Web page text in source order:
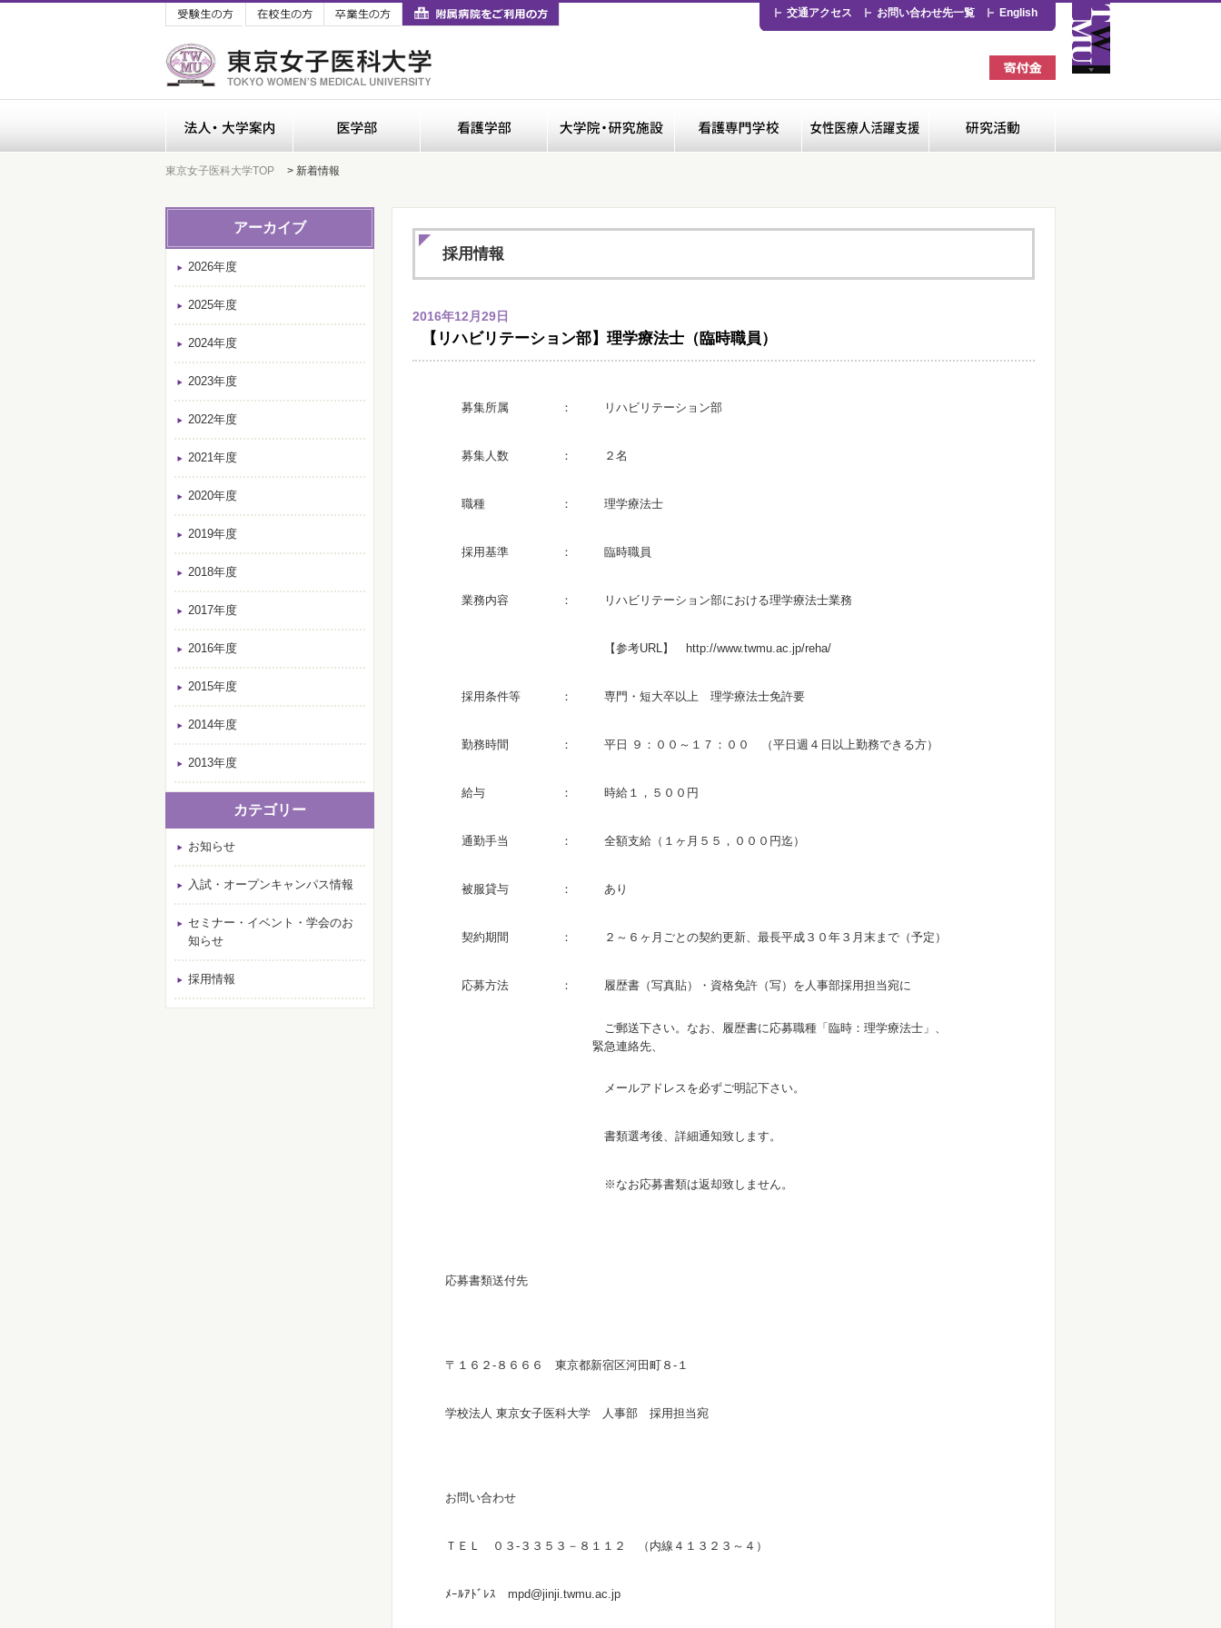
受験生の方 在校生の方 卒業生の方 交通アクセス お問い合わせ先一覧 English
東京女子医科大学TOP > 新着情報
採用情報
2016年12月29日
【リハビリテーション部】理学療法士（臨時職員）
募集所属 ： リハビリテーション部
募集人数 ： ２名
職種 ： 理学療法士
採用基準 ： 臨時職員
業務内容 ： リハビリテーション部における理学療法士業務
【参考URL】 http://www.twmu.ac.jp/reha/
採用条件等 ： 専門・短大卒以上 理学療法士免許要
勤務時間 ： 平日 ９：００～１７：００ （平日週４日以上勤務できる方）
給与 ： 時給１，５００円
通勤手当 ： 全額支給（１ヶ月５５，０００円迄）
被服貸与 ： あり
契約期間 ： ２～６ヶ月ごとの契約更新、最長平成３０年３月末まで（予定）
応募方法 ： 履歴書（写真貼）・資格免許（写）を人事部採用担当宛に
ご郵送下さい。なお、履歴書に応募職種「臨時：理学療法士」、
緊急連絡先、
メールアドレスを必ずご明記下さい。
書類選考後、詳細通知致します。
※なお応募書類は返却致しません。
応募書類送付先
〒１６２-８６６６ 東京都新宿区河田町８-１
学校法人 東京女子医科大学 人事部 採用担当宛
お問い合わせ
ＴＥＬ ０３-３３５３－８１１２ （内線４１３２３～４）
ﾒｰﾙｱﾄﾞﾚｽ mpd@jinji.twmu.ac.jp
アーカイブ
2026年度
2025年度
2024年度
2023年度
2022年度
2021年度
2020年度
2019年度
2018年度
2017年度
2016年度
2015年度
2014年度
2013年度
カテゴリー
お知らせ
入試・オープンキャンパス情報
セミナー・イベント・学会のお
知らせ
採用情報